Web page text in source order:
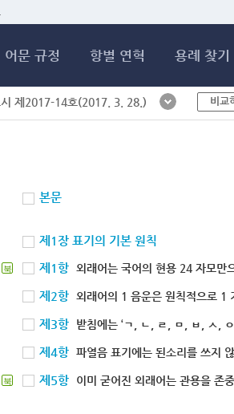
어문 규정 항별 연혁 용례 찾기
제2017-14호(2017. 3. 28.) 비교
본문
제1장 표기의 기본 원칙
북 제1항 외래어는 국어의 현용 24 자모만
제2항 외래어의 1 음운은 원칙적으로 1
제3항 받침에는 ‘ㄱ, ㄴ, ㄹ, ㅁ, ㅂ, ㅅ, ㅇ
제4항 파열음 표기에는 된소리를 쓰지
북 제5항 이미 굳어진 외래어는 관용을 존